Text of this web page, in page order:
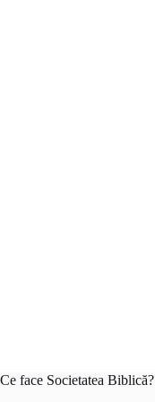
Ce face Societatea Biblică?